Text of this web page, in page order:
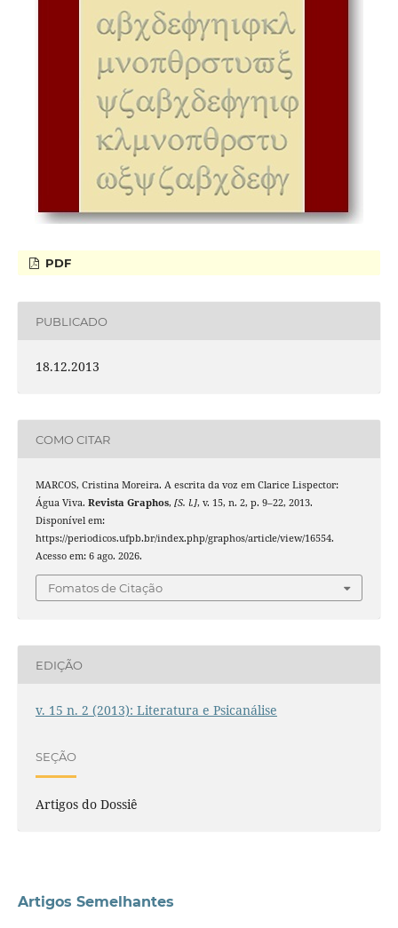
PDF
PUBLICADO
18.12.2013
COMO CITAR
MARCOS, Cristina Moreira. A escrita da voz em Clarice Lispector:
Água Viva. Revista Graphos, [S. l.], v. 15, n. 2, p. 9–22, 2013.
Disponível em:
https://periodicos.ufpb.br/index.php/graphos/article/view/16554.
Acesso em: 6 ago. 2026.
Fomatos de Citação
EDIÇÃO
v. 15 n. 2 (2013): Literatura e Psicanálise
SEÇÃO
Artigos do Dossiê
Artigos Semelhantes